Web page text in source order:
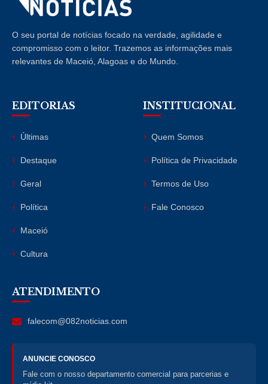
O seu portal de notícias focado na verdade, agilidade e
compromisso com o leitor. Trazemos as informações mais
relevantes de Maceió, Alagoas e do Mundo.
EDITORIAS
Últimas
Destaque
Geral
Política
Maceió
Cultura
INSTITUCIONAL
Quem Somos
Política de Privacidade
Termos de Uso
Fale Conosco
ATENDIMENTO
falecom@082noticias.com
ANUNCIE CONOSCO
Fale com o nosso departamento comercial para parcerias e